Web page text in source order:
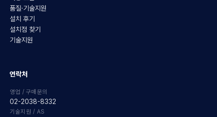
품질·기술지원
설치 후기
설치점 찾기
기술지원
연락처
영업 / 구매문의
02-2038-8332
기술지원 / AS